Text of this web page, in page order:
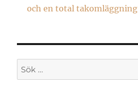
och en total takomläggning
Sök
efter: